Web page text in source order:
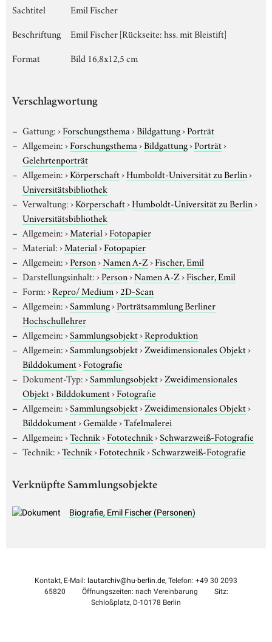
Sachtitel
Emil Fischer
Beschriftung
Emil Fischer [Rückseite: hss. mit Bleistift]
Format
Bild 16,8x12,5 cm
Verschlagwortung
Gattung:›Forschungsthema›Bildgattung›Porträt
Allgemein:›Forschungsthema›Bildgattung›Porträt›
Gelehrtenporträt
Allgemein:›Körperschaft›Humboldt-Universität zu Berlin›
Universitätsbibliothek
Verwaltung:›Körperschaft›Humboldt-Universität zu Berlin›
Universitätsbibliothek
Allgemein:›Material›Fotopapier
Material:›Material›Fotopapier
Allgemein:›Person›Namen A-Z›Fischer, Emil
Darstellungsinhalt:›Person›Namen A-Z›Fischer, Emil
Form:›Repro/ Medium›2D-Scan
Allgemein:›Sammlung›Porträtsammlung Berliner
Hochschullehrer
Allgemein:›Sammlungsobjekt›Reproduktion
Allgemein:›Sammlungsobjekt›Zweidimensionales Objekt›
Bilddokument›Fotografie
Dokument-Typ:›Sammlungsobjekt›Zweidimensionales
Objekt›Bilddokument›Fotografie
Allgemein:›Sammlungsobjekt›Zweidimensionales Objekt›
Bilddokument›Gemälde›Tafelmalerei
Allgemein:›Technik›Fototechnik›Schwarzweiß-Fotografie
Technik:›Technik›Fototechnik›Schwarzweiß-Fotografie
Verknüpfte Sammlungsobjekte
Biografie, Emil Fischer (Personen)
Kontakt, E-Mail: lautarchiv@hu-berlin.de, Telefon: +49 30 2093
65820
Öffnungszeiten: nach Vereinbarung
Sitz:
Schloßplatz, D-10178 Berlin